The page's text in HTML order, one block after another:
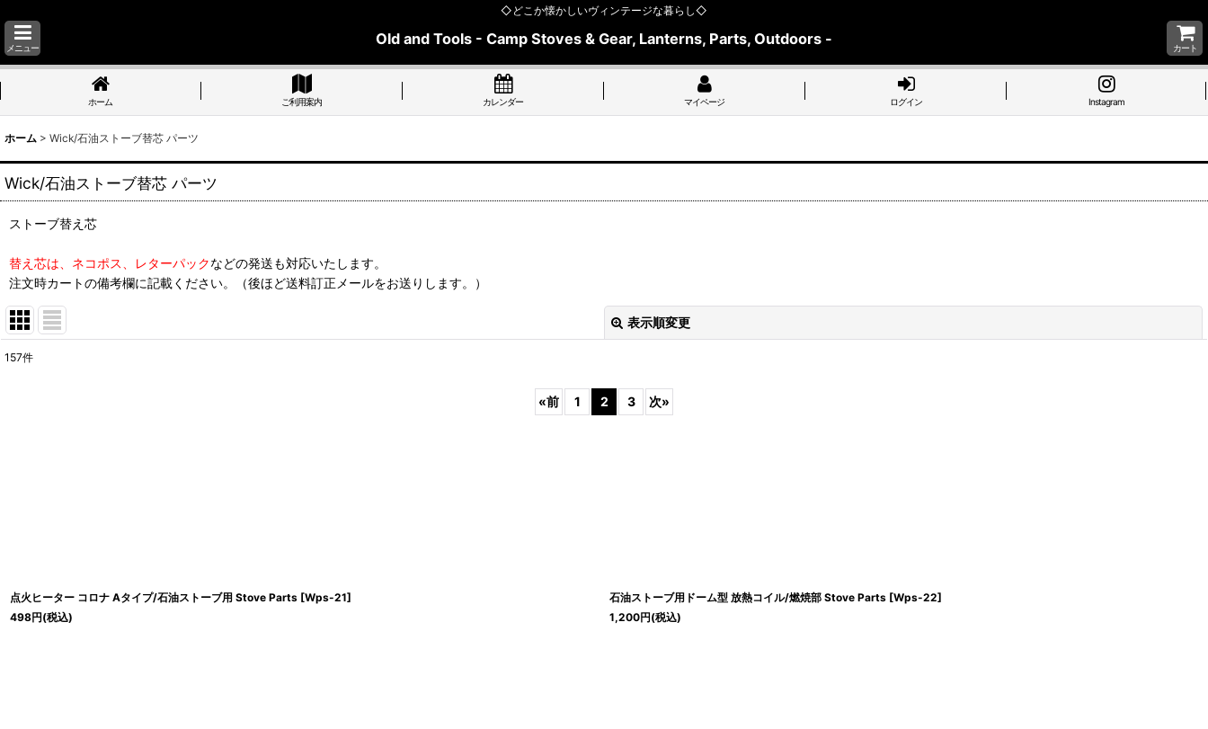
◇どこか懐かしいヴィンテージな暮らし◇
メニュー
Old and Tools - Camp Stoves & Gear, Lanterns, Parts, Outdoors -
カート
ホーム ご利用案内 カレンダー マイページ ログイン Instagram
ホーム > Wick/石油ストーブ替芯 パーツ
Wick/石油ストーブ替芯 パーツ
ストーブ替え芯
替え芯は、ネコポス、レターパックなどの発送も対応いたします。
注文時カートの備考欄に記載ください。（後ほど送料訂正メールをお送りします。）
表示順変更
157件
«前 1 2 3 次»
点火ヒーター コロナ Aタイプ/石油ストーブ用 Stove Parts [Wps-21]
498円(税込)
石油ストーブ用ドーム型 放熱コイル/燃焼部 Stove Parts [Wps-22]
1,200円(税込)